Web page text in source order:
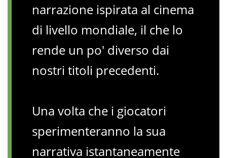
narrazione ispirata al cinema
di livello mondiale, il che lo
rende un po' diverso dai
nostri titoli precedenti.
Una volta che i giocatori
sperimenteranno la sua
narrativa istantaneamente